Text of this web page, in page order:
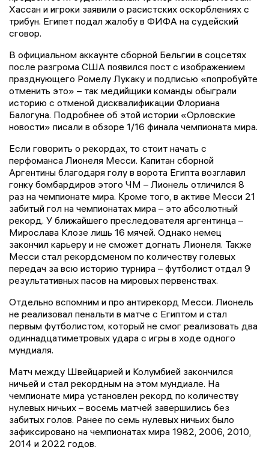
Хассан и игроки заявили о расистских оскорблениях с
трибун. Египет подал жалобу в ФИФА на судейский
сговор.
В официальном аккаунте сборной Бельгии в соцсетях
после разгрома США появился пост с изображением
празднующего Ромелу Лукаку и подписью «попробуйте
отменить это» – так медийщики команды обыграли
историю с отменой дисквалификации Флориана
Балогуна. Подробнее об этой истории «Орловские
новости» писали в обзоре 1/16 финала чемпионата мира.
Если говорить о рекордах, то стоит начать с
перфоманса Лионеля Месси. Капитан сборной
Аргентины благодаря голу в ворота Египта возглавил
гонку бомбардиров этого ЧМ – Лионель отличился 8
раз на чемпионате мира. Кроме того, в активе Месси 21
забитый гол на чемпионатах мира – это абсолютный
рекорд. У ближайшего преследователя аргентинца –
Мирослава Клозе лишь 16 мячей. Однако немец
закончил карьеру и не сможет догнать Лионеля. Также
Месси стал рекордсменом по количеству голевых
передач за всю историю турнира – футболист отдал 9
результативных пасов на мировых первенствах.
Отдельно вспомним и про антирекорд Месси. Лионель
не реализовал пенальти в матче с Египтом и стал
первым футболистом, который не смог реализовать два
одиннадцатиметровых удара с игры в ходе одного
мундиаля.
Матч между Швейцарией и Колумбией закончился
ничьей и стал рекордным на этом мундиале. На
чемпионате мира установлен рекорд по количеству
нулевых ничьих – восемь матчей завершились без
забитых голов. Ранее по семь нулевых ничьих было
зафиксировано на чемпионатах мира 1982, 2006, 2010,
2014 и 2022 годов.